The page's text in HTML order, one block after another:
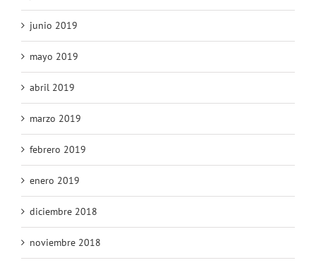
julio 2019
junio 2019
mayo 2019
abril 2019
marzo 2019
febrero 2019
enero 2019
diciembre 2018
noviembre 2018